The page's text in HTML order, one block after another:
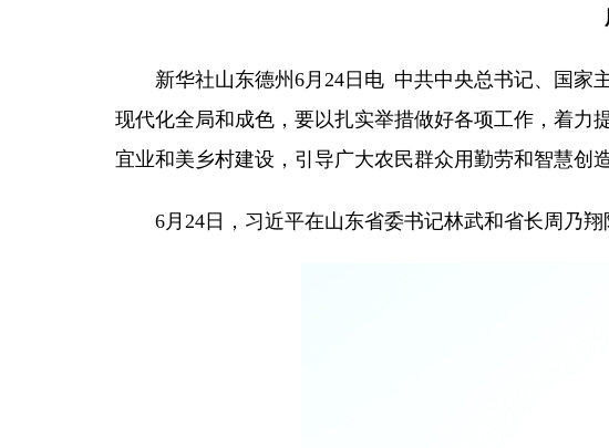
新华社山东德州6月24日电 中共中央总书记、国家
现代化全局和成色，要以扎实举措做好各项工作，着力
宜业和美乡村建设，引导广大农民群众用勤劳和智慧创
6月24日，习近平在山东省委书记林武和省长周乃翔